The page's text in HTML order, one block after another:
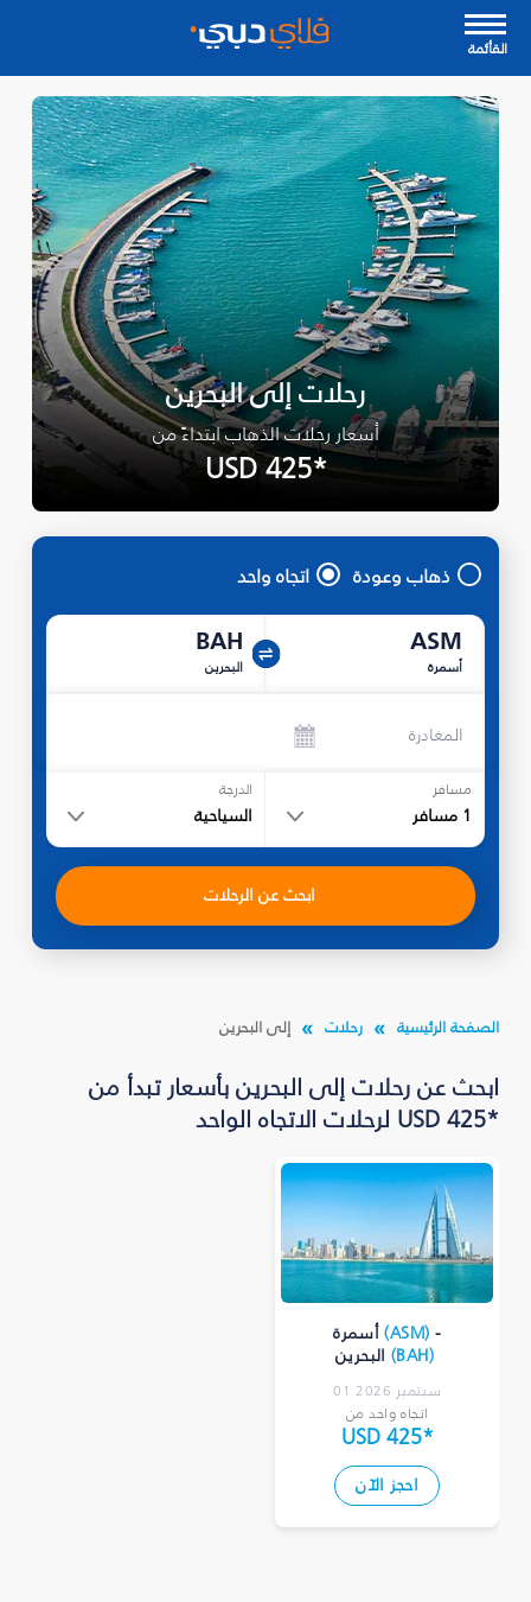
القأئمة
رحلات إلى البحرين
أسعار رحلات الذهاب ابتداءً من
*USD 425
ذهاب وعودة اتجاه واحد
ASM
أسمرة
BAH
البحرين
المغادرة
مسافر
1 مسافر
الدرجة
السياحية
ابحث عن الرحلات
الصفحة الرئيسية رحلات إلى البحرين
ابحث عن رحلات إلى البحرين بأسعار تبدأ من
*USD 425 لرحلات الاتجاه الواحد
أسمرة (ASM) -
البحرين (BAH)
01 سبتمبر 2026
اتجاه واحد من
USD 425*
احجز الآن